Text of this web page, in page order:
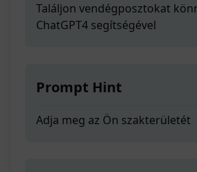
Találjon vendégposztokat
ChatGPT4 segítségével
Prompt Hint
Adja meg az Ön szakterületét